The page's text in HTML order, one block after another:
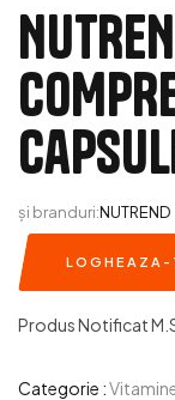
și branduri:NUTREND
LOGHEAZA-
Produs Notificat
Categorie :